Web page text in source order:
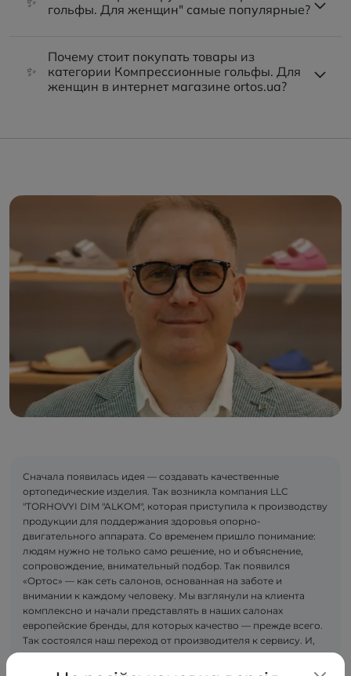
гольфы. Для женщин" самые популярные?
✨
Почему стоит покупать товары из
категории Компрессионные гольфы. Для
женщин в интернет магазине ortos.ua?
Сначала появилась идея — создавать качественные
ортопедические изделия. Так возникла компания LLC
"TORHOVYI DIM "ALKOM", которая приступила к производству
продукции для поддержания здоровья опорно-
двигательного аппарата. Со временем пришло понимание:
людям нужно не только само решение, но и объяснение,
сопровождение, внимательный подбор. Так появился
«Ортос» — как сеть салонов, основанная на заботе и
внимании к каждому человеку. Мы взглянули на клиента
комплексно и начали представлять в наших салонах
европейские бренды, для которых качество — прежде всего.
Так состоялся наш переход от производителя к сервису. И,
кажется, это только начало.